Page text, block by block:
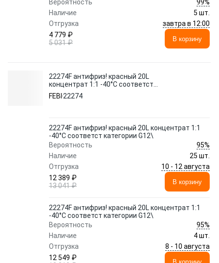
Вероятность
99%
Наличие
5 шт.
Отгрузка
завтра в 12:00
4 779 ₽
5 031 ₽
В корзину
22274F антифриз! красный 20L
концентрат 1:1 -40°C соответст
категории G12\
FEBI 22274
22274F антифриз! красный 20L концентрат 1:1
-40°C соответст категории G12\
Вероятность
95%
Наличие
25 шт.
Отгрузка
10 - 12 августа
12 389 ₽
13 041 ₽
В корзину
22274F антифриз! красный 20L концентрат 1:1
-40°C соответст категории G12\
Вероятность
95%
Наличие
4 шт.
Отгрузка
8 - 10 августа
12 549 ₽
В корзину